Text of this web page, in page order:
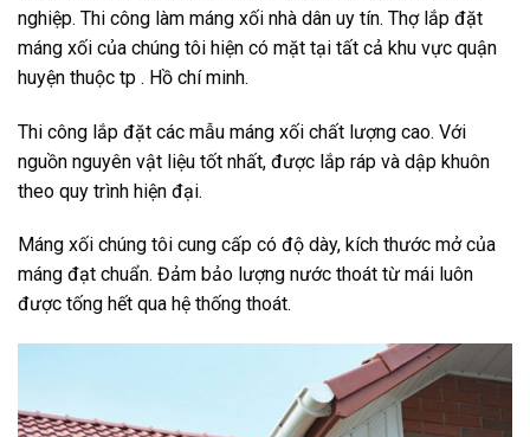
nghiệp. Thi công làm máng xối nhà dân uy tín. Thợ lắp đặt
máng xối của chúng tôi hiện có mặt tại tất cả khu vực quận
huyện thuộc tp . Hồ chí minh.
Thi công lắp đặt các mẫu máng xối chất lượng cao. Với
nguồn nguyên vật liệu tốt nhất, được lắp ráp và dập khuôn
theo quy trình hiện đại.
Máng xối chúng tôi cung cấp có độ dày, kích thước mở của
máng đạt chuẩn. Đảm bảo lượng nước thoát từ mái luôn
được tống hết qua hệ thống thoát.